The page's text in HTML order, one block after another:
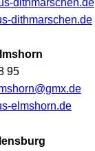
dithmarschen.de
95
elmshorn.de